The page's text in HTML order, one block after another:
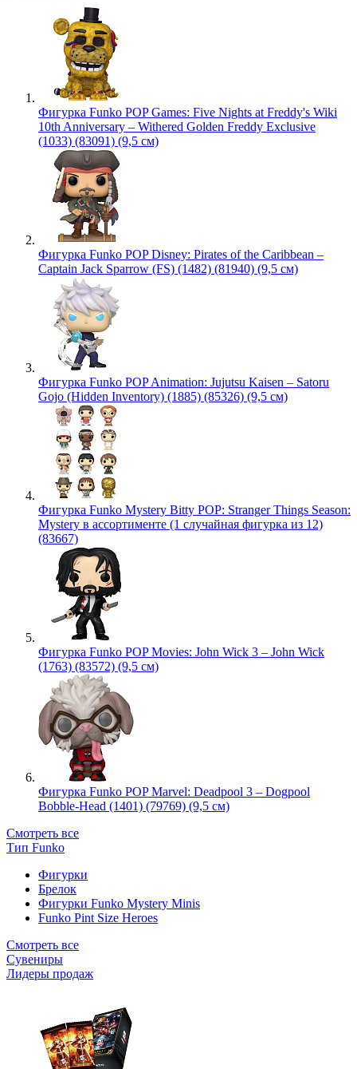
Фигурка Funko POP Games: Five Nights at Freddy's Wiki
10th Anniversary – Withered Golden Freddy Exclusive
(1033) (83091) (9,5 см)
Фигурка Funko POP Disney: Pirates of the Caribbean –
Captain Jack Sparrow (FS) (1482) (81940) (9,5 см)
Фигурка Funko POP Animation: Jujutsu Kaisen – Satoru
Gojo (Hidden Inventory) (1885) (85326) (9,5 см)
Фигурка Funko Mystery Bitty POP: Stranger Things Season:
Mystery в ассортименте (1 случайная фигурка из 12)
(83667)
Фигурка Funko POP Movies: John Wick 3 – John Wick
(1763) (83572) (9,5 см)
Фигурка Funko POP Marvel: Deadpool 3 – Dogpool
Bobble-Head (1401) (79769) (9,5 см)
Смотреть все
Тип Funko
Фигурки
Брелок
Фигурки Funko Mystery Minis
Funko Pint Size Heroes
Смотреть все
Сувениры
Лидеры продаж